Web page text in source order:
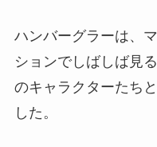
ハンバーグラーは、
ションでしばしば見
のキャラクターたち
した。